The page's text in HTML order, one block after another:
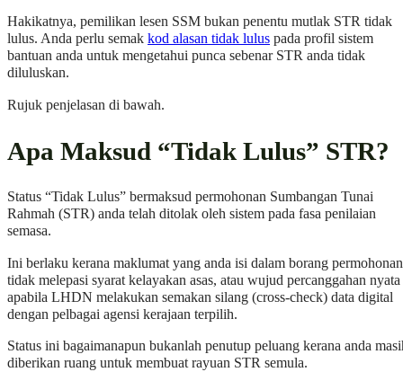
Hakikatnya, pemilikan lesen SSM bukan penentu mutlak STR tidak
lulus. Anda perlu semak kod alasan tidak lulus pada profil sistem
bantuan anda untuk mengetahui punca sebenar STR anda tidak
diluluskan.
Rujuk penjelasan di bawah.
Apa Maksud “Tidak Lulus” STR?
Status “Tidak Lulus” bermaksud permohonan Sumbangan Tunai
Rahmah (STR) anda telah ditolak oleh sistem pada fasa penilaian
semasa.
Ini berlaku kerana maklumat yang anda isi dalam borang permohonan
tidak melepasi syarat kelayakan asas, atau wujud percanggahan nyata
apabila LHDN melakukan semakan silang (cross-check) data digital
dengan pelbagai agensi kerajaan terpilih.
Status ini bagaimanapun bukanlah penutup peluang kerana anda
diberikan ruang untuk membuat rayuan STR semula.